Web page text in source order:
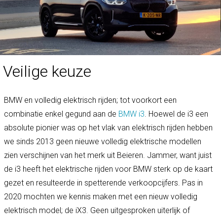
Veilige keuze
BMW en volledig elektrisch rijden; tot voorkort een
combinatie enkel gegund aan de BMW i3. Hoewel de i3 een
absolute pionier was op het vlak van elektrisch rijden hebben
we sinds 2013 geen nieuwe volledig elektrische modellen
zien verschijnen van het merk uit Beieren. Jammer, want juist
de i3 heeft het elektrische rijden voor BMW sterk op de kaart
gezet en resulteerde in spetterende verkoopcijfers. Pas in
2020 mochten we kennis maken met een nieuw volledig
elektrisch model; de iX3. Geen uitgesproken uiterlijk of